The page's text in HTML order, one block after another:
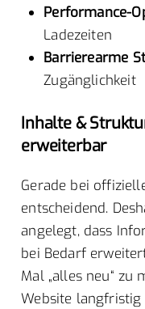
Performance-
Ladezeiten
Barrierearme
Zugänglichkeit
Inhalte &
erweiterbar
Gerade bei
entscheidend.
angelegt, dass
bei Bedarf
Mal „alles neu“ zu
Website